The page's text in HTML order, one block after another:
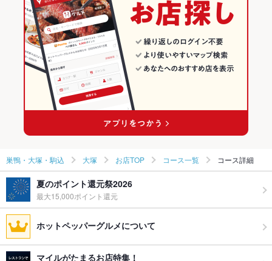
巣鴨・大塚・駒込 × 和食
巣鴨・大塚・駒込 × 焼き鳥・鶏料理
大塚駅 × 和食
大塚駅 × 焼き鳥・鶏料理
東京 × 創作
東京 × 和食
東京 × 焼き鳥・鶏料理
大塚のグルメランキング
大塚の居酒屋ランキング
巣鴨・大塚・駒込 大塚 お店TOP コース一覧 コース詳細
夏のポイント還元祭2026
最大15,000ポイント還元
ホットペッパーグルメについて
マイルがたまるお店特集！